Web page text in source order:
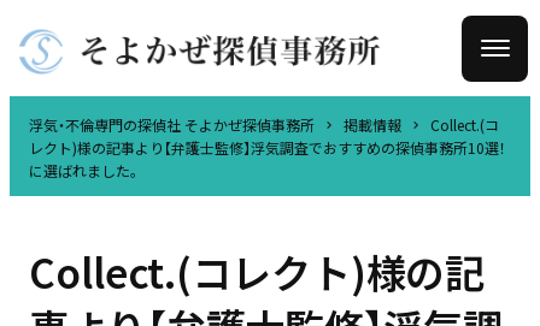
浮気・不倫専門の探偵社 そよかぜ探偵事務所 掲載情報
Collect.(コ
レクト)様の記事より【弁護士監修】浮気調査でおすすめの探偵事務所10選！
に選ばれました。
Collect.(コレクト)様の記